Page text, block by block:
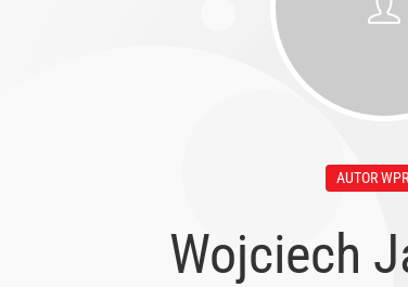
Wojciech
AUTOR